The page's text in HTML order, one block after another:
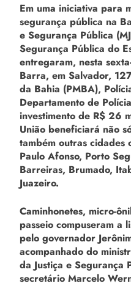
Em uma iniciativa para
segurança pública na
e Segurança Pública
Segurança Pública do
entregaram, nesta
Barra, em Salvador,
da Bahia (PMBA),
Departamento de
investimento de R$ 26
União beneficiará não
também outras cidades
Paulo Afonso, Porto
Barreiras, Brumado,
Juazeiro.
Caminhonetes, micro-
passeio compuseram a
pelo governador
acompanhado do
da Justiça e Segurança
secretário Marcelo